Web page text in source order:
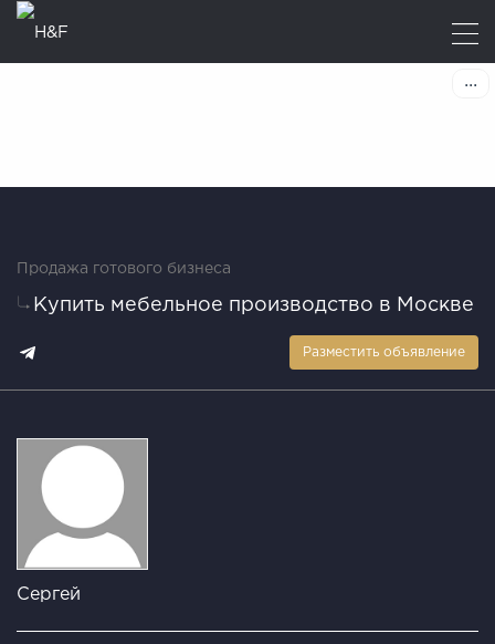
Продажа готового бизнеса
Купить мебельное производство в Москве
Разместить объявление
Сергей